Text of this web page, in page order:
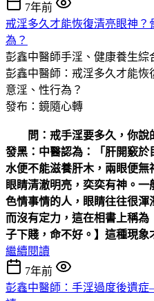
7年前
戒淫多久才能恢復清亮眼神
為？
彭鑫中醫師手淫、健康養生綜
彭鑫中醫師：戒淫多久才能恢
意淫、性行為？
發布：鏡隨心轉
問：戒手淫要多久，你說
發黑：中醫認為：「肝開竅
水便不能滋養肝木，兩眼便無
眼睛清澈明亮，奕奕有神。
色情事情的人，眼睛往往很
而沒有定力，這在相書上稱
子下賤，命不好。】這種現象
繼續閱讀
7年前
彭鑫中醫師：手淫過度後遺